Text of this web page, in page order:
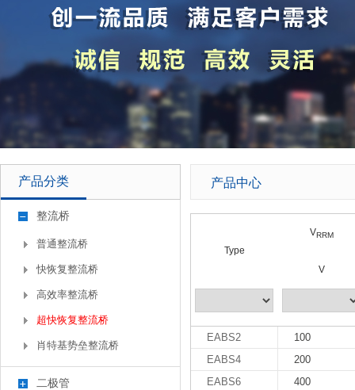
产品分类
整流桥
普通整流桥
快恢复整流桥
高效率整流桥
超快恢复整流桥
肖特基势垒整流桥
二极管
产品中心
Type
VRRM
V
EABS2
EABS4
EABS6
100
200
400